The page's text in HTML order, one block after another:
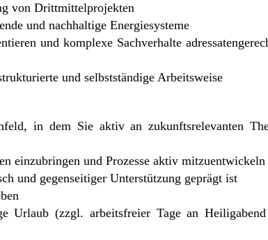
von Drittmittelprojekten
und nachhaltige Energiesysteme
und komplexe Sachverhalte
und selbstständige Arbeitsweise
in dem Sie aktiv an zukunftsrelevanten
einzubringen und Prozesse aktiv mitzuentwickeln
und gegenseitiger Unterstützung geprägt ist
Urlaub (zzgl. arbeitsfreier Tage an